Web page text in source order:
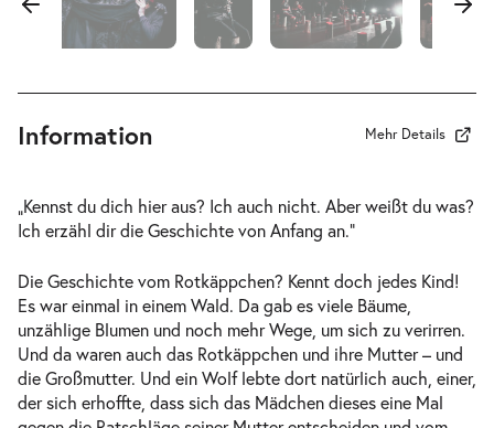
Information Mehr Details
„Kennst du dich hier aus? Ich auch nicht. Aber weißt du was?
Ich erzähl dir die Geschichte von Anfang an.“
Die Geschichte vom Rotkäppchen? Kennt doch jedes Kind!
Es war einmal in einem Wald. Da gab es viele Bäume,
unzählige Blumen und noch mehr Wege, um sich zu verirren.
Und da waren auch das Rotkäppchen und ihre Mutter – und
die Großmutter. Und ein Wolf lebte dort natürlich auch, einer,
der sich erhoffte, dass sich das Mädchen dieses eine Mal